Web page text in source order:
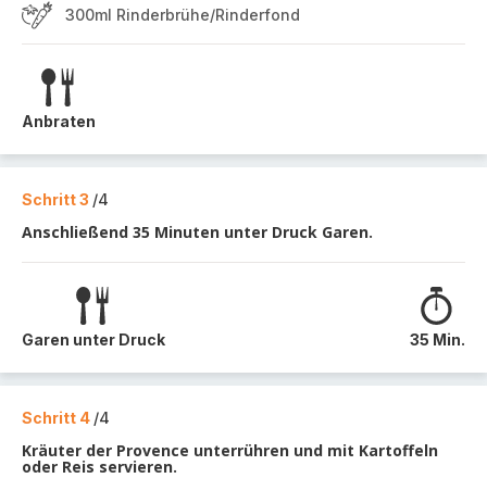
300ml Rinderbrühe/Rinderfond
Anbraten
Schritt 3 /4
Anschließend 35 Minuten unter Druck Garen.
Garen unter Druck 35 Min.
Schritt 4 /4
Kräuter der Provence unterrühren und mit Kartoffeln
oder Reis servieren.